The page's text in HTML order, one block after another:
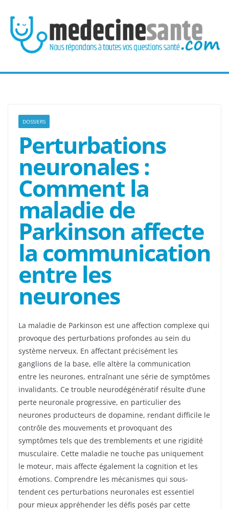
contenu
DOSSIERS
Perturbations
neuronales :
Comment la
maladie de
Parkinson affecte
la communication
entre les
neurones
La maladie de Parkinson est une affection complexe qui
provoque des perturbations profondes au sein du
système nerveux. En affectant précisément les
ganglions de la base, elle altère la communication
entre les neurones, entraînant une série de symptômes
invalidants. Ce trouble neurodégénératif résulte d’une
perte neuronale progressive, en particulier des
neurones producteurs de dopamine, rendant difficile le
contrôle des mouvements et provoquant des
symptômes tels que des tremblements et une rigidité
musculaire. Cette maladie ne touche pas uniquement
le moteur, mais affecte également la cognition et les
émotions. Comprendre les mécanismes qui sous-
tendent ces perturbations neuronales est essentiel
pour mieux appréhender les défis posés par cette